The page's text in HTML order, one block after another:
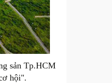
sản Tp.HCM
hội".